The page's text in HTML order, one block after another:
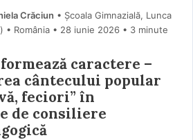
Crăciun • Școala Gimnazială, Lunca
• România
28 iunie 2026 • 3 minute
caractere –
cântecului popular
feciori” în
de consiliere